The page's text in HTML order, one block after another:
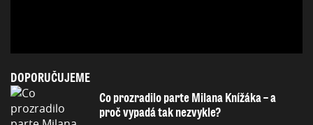
DOPORUČUJEME
Co prozradilo parte Milana Knížáka – a
proč vypadá tak nezvykle?